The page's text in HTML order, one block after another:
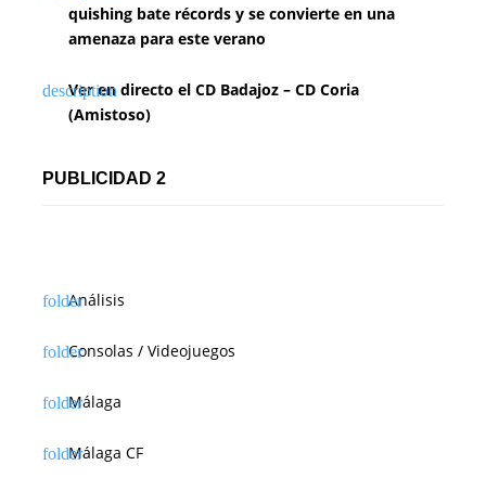
quishing bate récords y se convierte en una
amenaza para este verano
Ver en directo el CD Badajoz – CD Coria
(Amistoso)
PUBLICIDAD 2
Análisis
Consolas / Videojuegos
Málaga
Málaga CF